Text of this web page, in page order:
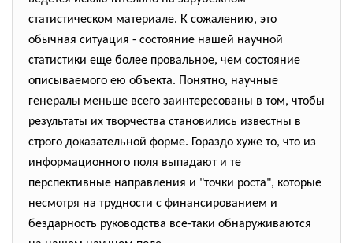
статистическом материале. К сожалению, это
обычная ситуация - состояние нашей научной
статистики еще более провальное, чем состояние
описываемого ею объекта. Понятно, научные
генералы меньше всего заинтересованы в том, чтобы
результаты их творчества становились известны в
строго доказательной форме. Гораздо хуже то, что из
информационного поля выпадают и те
перспективные направления и "точки роста", которые
несмотря на трудности с финансированием и
бездарность руководства все-таки обнаруживаются